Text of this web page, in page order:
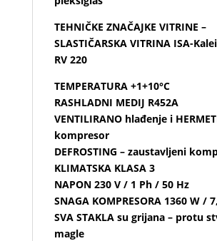
TEHNIČKE ZNAČAJKE VITRINE –
SLASTIČARSKA VITRINA ISA-
RV 220
TEMPERATURA +1+10°C
RASHLADNI MEDIJ R452A
VENTILIRANO hlađenje i
kompresor
DEFROSTING – zaustavljeni
KLIMATSKA KLASA 3
NAPON 230 V / 1 Ph / 50 Hz
SNAGA KOMPRESORA 1360 W /
SVA STAKLA su grijana – protu
magle